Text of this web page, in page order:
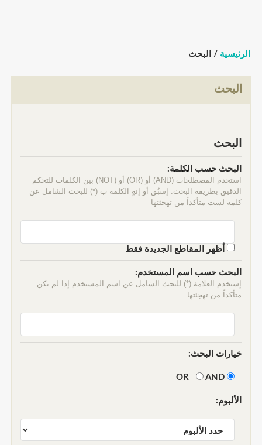
الرئيسية / البحث
البحث
البحث
البحث حسب الكلمة:
استخدم المصطلحات (AND) أو (OR) أو (NOT) بين الكلمات للتحكم
الدقيق بطريقة البحث. إسبُق أو إنهٍ الكلمة ب (*) للبحث الشامل عن
كلمة لست متأكداً من تهجئتها
أظهر المقاطع الجديدة فقط
البحث حسب اسم المستخدم:
إستخدم العلامة (*) للبحث الشامل عن اسم المستخدم إذا لم تكن
متأكداً من تهجئتها.
خيارات البحث:
AND
الألبوم: